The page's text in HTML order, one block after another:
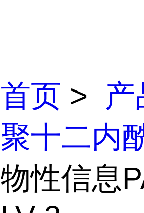
首页 >
聚十二内
物性信息